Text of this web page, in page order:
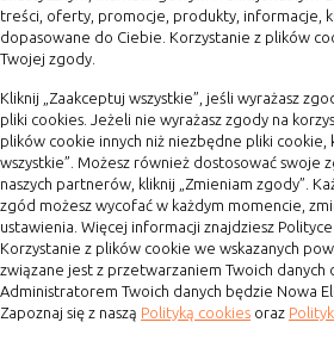
treści, oferty, promocje, produkty, informacje,
dopasowane do Ciebie. Korzystanie z plików
Twojej zgody.
Kliknij „Zaakceptuj wszystkie”, jeśli wyrażasz
pliki cookies. Jeżeli nie wyrażasz zgody na
plików cookie innych niż niezbędne pliki cookie,
wszystkie”. Możesz również dostosować swoje
naszych partnerów, kliknij „Zmieniam zgody”.
zgód możesz wycofać w każdym momencie,
ustawienia. Więcej informacji znajdziesz Polityce
Korzystanie z plików cookie we wskazanych
związane jest z przetwarzaniem Twoich danych
Administratorem Twoich danych będzie Nowa
Zapoznaj się z naszą Polityką cookies oraz
nie powinna
krzystania z niej,
serwisu, ich
wybrane funkcje nie
prawidłowo.
Biznesowe
Umożliwiają
biznesowego w
udostępniona jest
zablokowanie nie
niedostępności
serwisu, ale może
świadczenia usługi ze
Zakupy
Terminy realizacji
Koszty przesyłki
Dostawa
Reklamacje
Zwrot towaru
Kontakt
Szybki